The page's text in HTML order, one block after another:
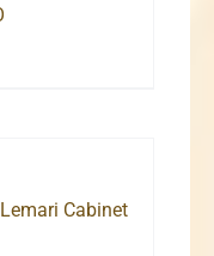
Cabinet